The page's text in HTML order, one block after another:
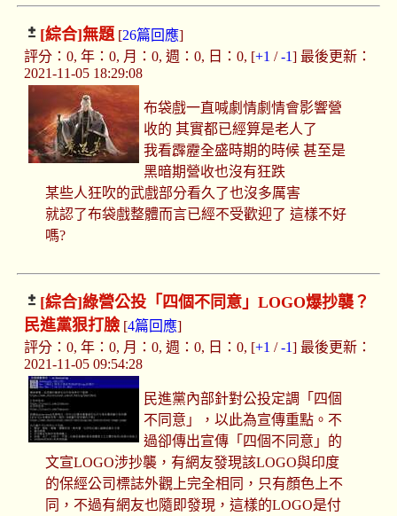
[綜合]無題[26篇回應]
評分：0, 年：0, 月：0, 週：0, 日：0, [+1 /-1] 最後更新：
2021-11-05 18:29:08
布袋戲一直喊劇情劇情會影響營
收的 其實都已經算是老人了
我看霹靂全盛時期的時候 甚至是
黑暗期營收也沒有狂跌
某些人狂吹的武戲部分看久了也沒多厲害
就認了布袋戲整體而言已經不受歡迎了 這樣不好
嗎?
[綜合]綠營公投「四個不同意」LOGO爆抄襲？
民進黨狠打臉[4篇回應]
評分：0, 年：0, 月：0, 週：0, 日：0, [+1 /-1] 最後更新：
2021-11-05 09:54:28
民進黨內部針對公投定調「四個
不同意」，以此為宣傳重點。不
過卻傳出宣傳「四個不同意」的
文宣LOGO涉抄襲，有網友發現該LOGO與印度
的保經公司標誌外觀上完全相同，只有顏色上不
同，不過有網友也隨即發現，這樣的LOGO是付